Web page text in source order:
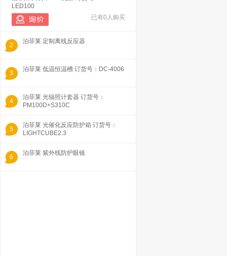
LED100
已有0人购买
2
泊菲莱 定制离线反应器
3
泊菲莱 低温恒温槽 订货号：DC-4006
4
泊菲莱 光辐照计套器 订货号：
PM100D+S310C
5
泊菲莱 光催化反应防护箱 订货号：
LIGHTCUBE2.3
6
泊菲莱 紫外线防护眼镜